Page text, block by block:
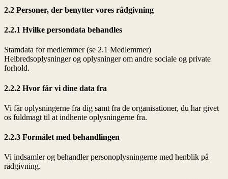
2.2 Personer, der benytter vores rådgivning
2.2.1 Hvilke persondata behandles
Stamdata for medlemmer (se 2.1 Medlemmer)
Helbredsoplysninger og oplysninger om andre sociale og private
forhold.
2.2.2 Hvor får vi dine data fra
Vi får oplysningerne fra dig samt fra de organisationer, du har givet
os fuldmagt til at indhente oplysningerne fra.
2.2.3 Formålet med behandlingen
Vi indsamler og behandler personoplysningerne med henblik på
rådgivning.